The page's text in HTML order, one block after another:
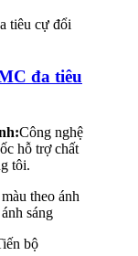
đa tiêu
Công nghệ
hỗ trợ chất
tôi.
theo ánh
sáng
bộ